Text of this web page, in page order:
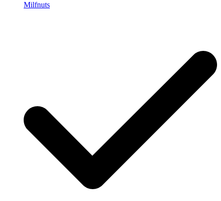
Milfnuts